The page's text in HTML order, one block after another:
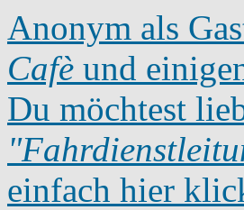
Anonym als
Cafè und
Du möchtest
einfach hier